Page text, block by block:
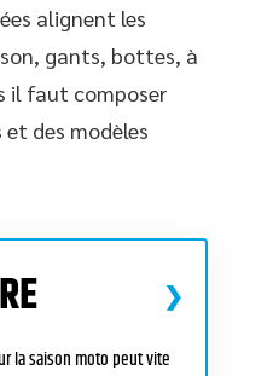
alignent les
gants, bottes, à
faut composer
des modèles
la saison moto peut vite